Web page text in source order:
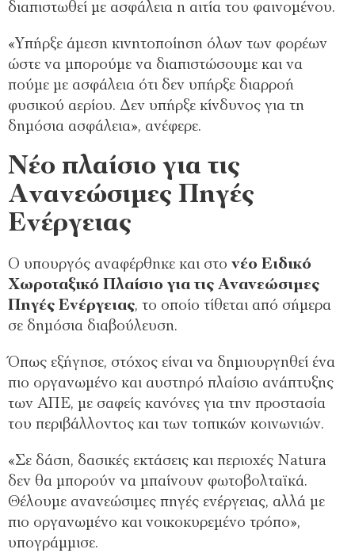
διαπιστωθεί με ασφάλεια η αιτία του φαινομένου.
«Υπήρξε άμεση κινητοποίηση όλων των φορέων
ώστε να μπορούμε να διαπιστώσουμε και να
πούμε με ασφάλεια ότι δεν υπήρξε διαρροή
φυσικού αερίου. Δεν υπήρξε κίνδυνος για τη
δημόσια ασφάλεια», ανέφερε.
Νέο πλαίσιο για τις
Ανανεώσιμες Πηγές
Ενέργειας
Ο υπουργός αναφέρθηκε και στο νέο Ειδικό
Χωροταξικό Πλαίσιο για τις Ανανεώσιμες
Πηγές Ενέργειας, το οποίο τίθεται από σήμερα
σε δημόσια διαβούλευση.
Όπως εξήγησε, στόχος είναι να δημιουργηθεί ένα
πιο οργανωμένο και αυστηρό πλαίσιο ανάπτυξης
των ΑΠΕ, με σαφείς κανόνες για την προστασία
του περιβάλλοντος και των τοπικών κοινωνιών.
«Σε δάση, δασικές εκτάσεις και περιοχές Natura
δεν θα μπορούν να μπαίνουν φωτοβολταϊκά.
Θέλουμε ανανεώσιμες πηγές ενέργειας, αλλά με
πιο οργανωμένο και νοικοκυρεμένο τρόπο»,
υπογράμμισε.